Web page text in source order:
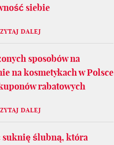
siebie
DALEJ
sposobów na
na kosmetykach w Polsce
rabatowych
DALEJ
suknię ślubną, która